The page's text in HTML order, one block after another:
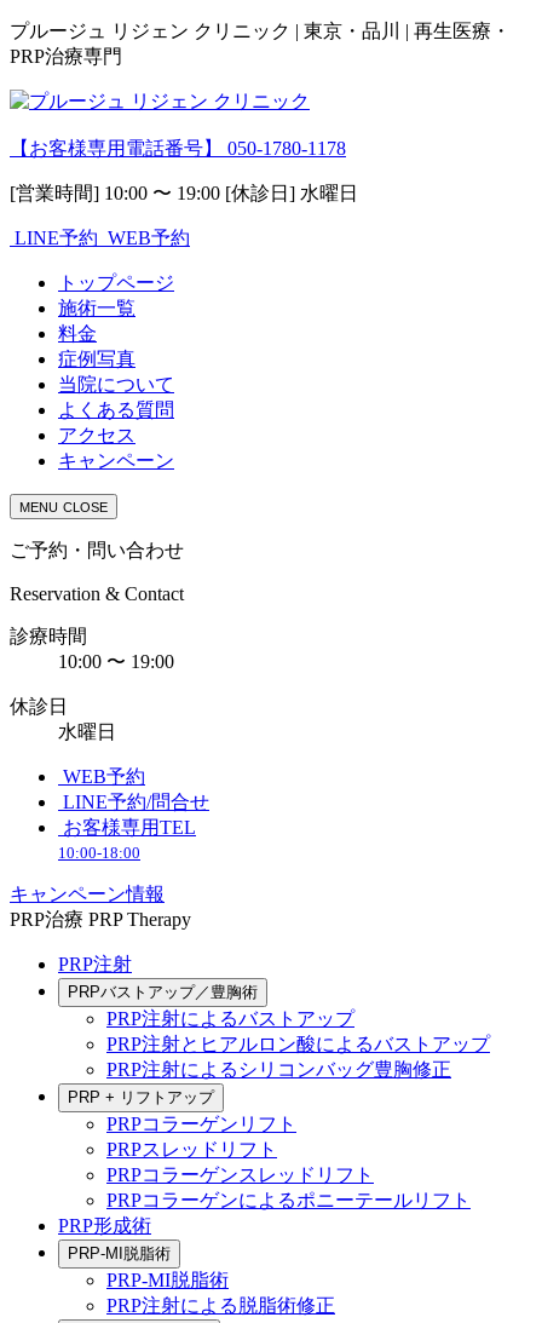
プルージュ リジェン クリニック | 東京・品川 | 再生医療・
PRP治療専門
【お客様専用電話番号】 050-1780-1178
[営業時間] 10:00 〜 19:00 [休診日] 水曜日
LINE予約 WEB予約
トップページ
施術一覧
料金
症例写真
当院について
よくある質問
アクセス
キャンペーン
MENU CLOSE
ご予約・問い合わせ
Reservation & Contact
診療時間
10:00 〜 19:00
休診日
水曜日
WEB予約
LINE予約/問合せ
お客様専用TEL
10:00-18:00
キャンペーン情報
PRP治療 PRP Therapy
PRP注射
PRPバストアップ／豊胸術
PRP注射によるバストアップ
PRP注射とヒアルロン酸によるバストアップ
PRP注射によるシリコンバッグ豊胸修正
PRP + リフトアップ
PRPコラーゲンリフト
PRPスレッドリフト
PRPコラーゲンスレッドリフト
PRPコラーゲンによるポニーテールリフト
PRP形成術
PRP-MI脱脂術
PRP-MI脱脂術
PRP注射による脱脂術修正